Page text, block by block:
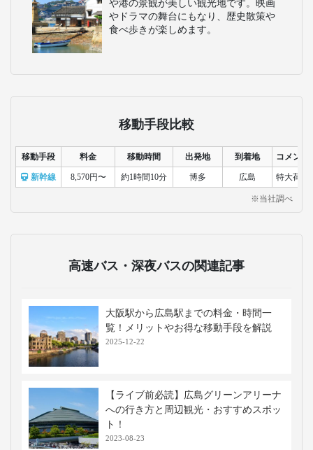
や港の景観が美しい観光地です。映画
やドラマの舞台にもなり、歴史散策や
食べ歩きが楽しめます。
移動手段比較
移動手段 料金 移動時間 出発地 到着地 コメント
新幹線 8,570円〜 約1時間10分 博多 広島 特大荷物
※当社調べ
高速バス・深夜バスの関連記事
大阪駅から広島駅までの料金・時間一
覧！メリットやお得な移動手段を解説
2025-12-22
【ライブ前必読】広島グリーンアリーナ
への行き方と周辺観光・おすすめスポッ
ト！
2023-08-23